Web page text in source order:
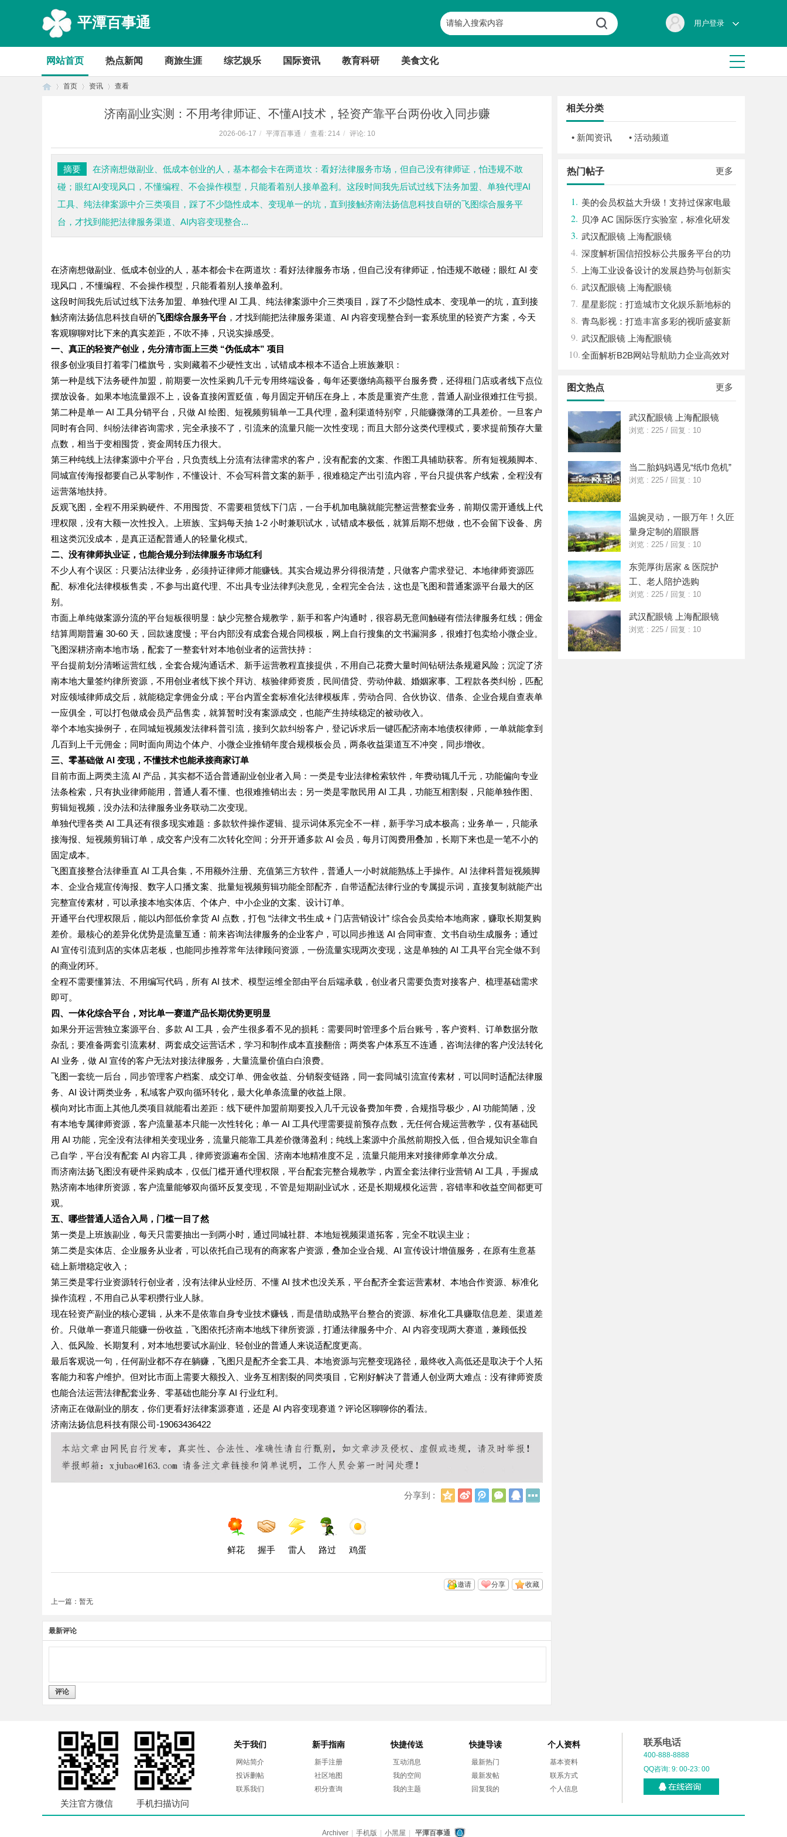
平潭百事通 用户登录
网站首页 热点新闻 商旅生涯 综艺娱乐 国际资讯 教育科研 美食文化
首页 资讯 查看
济南副业实测：不用考律师证、不懂AI技术，轻资产靠平台两份收入同步赚
2026-06-17 / 平潭百事通 / 查看: 214 / 评论: 10
摘要
在济南想做副业、低成本创业的人，基本都会卡在两道坎：看好法律服务市场，但自己没有律师证，怕违规不敢
碰；眼红AI变现风口，不懂编程、不会操作模型，只能看着别人接单盈利。这段时间我先后试过线下法务加盟、单独代理AI
工具、纯法律案源中介三类项目，踩了不少隐性成本、变现单一的坑，直到接触济南法扬信息科技自研的飞图综合服务平
台，才找到能把法律服务渠道、AI内容变现整合...
在济南想做副业、低成本创业的人，基本都会卡在两道坎：看好法律服务市场，但自己没有律师证，怕违规不敢碰；眼红 AI 变
现风口，不懂编程、不会操作模型，只能看着别人接单盈利。
这段时间我先后试过线下法务加盟、单独代理 AI 工具、纯法律案源中介三类项目，踩了不少隐性成本、变现单一的坑，直到接
触济南法扬信息科技自研的飞图综合服务平台 ，才找到能把法律服务渠道、AI 内容变现整合到一套系统里的轻资产方案，今天
客观聊聊对比下来的真实差距，不吹不捧，只说实操感受。
一、真正的轻资产创业，先分清市面上三类 “伪低成本” 项目
很多创业项目打着零门槛旗号，实则藏着不少硬性支出，试错成本根本不适合上班族兼职：
第一种是线下法务硬件加盟，前期要一次性采购几千元专用终端设备，每年还要缴纳高额平台服务费，还得租门店或者线下点位
摆放设备。如果本地流量跟不上，设备直接闲置贬值，每月固定开销压在身上，本质是重资产生意，普通人副业很难扛住亏损。
第二种是单一 AI 工具分销平台，只做 AI 绘图、短视频剪辑单一工具代理，盈利渠道特别窄，只能赚微薄的工具差价。一旦客户
同时有合同、纠纷法律咨询需求，完全承接不了，引流来的流量只能一次性变现；而且大部分这类代理模式，要求提前预存大量
点数，相当于变相囤货，资金周转压力很大。
第三种纯线上法律案源中介平台，只负责线上分流有法律需求的客户，没有配套的文案、作图工具辅助获客。所有短视频脚本、
同城宣传海报都要自己从零制作，不懂设计、不会写科普文案的新手，很难稳定产出引流内容，平台只提供客户线索，全程没有
运营落地扶持。
反观飞图，全程不用采购硬件、不用囤货、不需要租赁线下门店，一台手机加电脑就能完整运营整套业务，前期仅需开通线上代
理权限，没有大额一次性投入。上班族、宝妈每天抽 1-2 小时兼职试水，试错成本极低，就算后期不想做，也不会留下设备、房
租这类沉没成本，是真正适配普通人的轻量化模式。
二、没有律师执业证，也能合规分到法律服务市场红利
不少人有个误区：只要沾法律业务，必须持证律师才能赚钱。其实合规边界分得很清楚，只做客户需求登记、本地律师资源匹
配、标准化法律模板售卖，不参与出庭代理、不出具专业法律判决意见，全程完全合法，这也是飞图和普通案源平台最大的区
别。
市面上单纯做案源分流的平台短板很明显：缺少完整合规教学，新手和客户沟通时，很容易无意间触碰有偿法律服务红线；佣金
结算周期普遍 30-60 天，回款速度慢；平台内部没有成套合规合同模板，网上自行搜集的文书漏洞多，很难打包卖给小微企业。
飞图深耕济南本地市场，配套了一整套针对本地创业者的运营扶持：
平台提前划分清晰运营红线，全套合规沟通话术、新手运营教程直接提供，不用自己花费大量时间钻研法条规避风险；沉淀了济
南本地大量签约律所资源，不用创业者线下挨个拜访、核验律师资质，民间借贷、劳动仲裁、婚姻家事、工程款各类纠纷，匹配
对应领域律师成交后，就能稳定拿佣金分成；平台内置全套标准化法律模板库，劳动合同、合伙协议、借条、企业合规自查表单
一应俱全，可以打包做成会员产品售卖，就算暂时没有案源成交，也能产生持续稳定的被动收入。
举个本地实操例子，在同城短视频发法律科普引流，接到欠款纠纷客户，登记诉求后一键匹配济南本地债权律师，一单就能拿到
几百到上千元佣金；同时面向周边个体户、小微企业推销年度合规模板会员，两条收益渠道互不冲突，同步增收。
三、零基础做 AI 变现，不懂技术也能承接商家订单
目前市面上两类主流 AI 产品，其实都不适合普通副业创业者入局：一类是专业法律检索软件，年费动辄几千元，功能偏向专业
法条检索，只有执业律师能用，普通人看不懂、也很难推销出去；另一类是零散民用 AI 工具，功能互相割裂，只能单独作图、
剪辑短视频，没办法和法律服务业务联动二次变现。
单独代理各类 AI 工具还有很多现实难题：多款软件操作逻辑、提示词体系完全不一样，新手学习成本极高；业务单一，只能承
接海报、短视频剪辑订单，成交客户没有二次转化空间；分开开通多款 AI 会员，每月订阅费用叠加，长期下来也是一笔不小的
固定成本。
飞图直接整合法律垂直 AI 工具合集，不用额外注册、充值第三方软件，普通人一小时就能熟练上手操作。AI 法律科普短视频脚
本、企业合规宣传海报、数字人口播文案、批量短视频剪辑功能全部配齐，自带适配法律行业的专属提示词，直接复制就能产出
完整宣传素材，可以承接本地实体店、个体户、中小企业的文案、设计订单。
开通平台代理权限后，能以内部低价拿货 AI 点数，打包 “法律文书生成 + 门店营销设计” 综合会员卖给本地商家，赚取长期复购
差价。最核心的差异化优势是流量互通：前来咨询法律服务的企业客户，可以同步推送 AI 合同审查、文书自动生成服务；通过
AI 宣传引流到店的实体店老板，也能同步推荐常年法律顾问资源，一份流量实现两次变现，这是单独的 AI 工具平台完全做不到
的商业闭环。
全程不需要懂算法、不用编写代码，所有 AI 技术、模型运维全部由平台后端承载，创业者只需要负责对接客户、梳理基础需求
即可。
四、一体化综合平台，对比单一赛道产品长期优势更明显
如果分开运营独立案源平台、多款 AI 工具，会产生很多看不见的损耗：需要同时管理多个后台账号，客户资料、订单数据分散
杂乱；要准备两套引流素材、两套成交运营话术，学习和制作成本直接翻倍；两类客户体系互不连通，咨询法律的客户没法转化
AI 业务，做 AI 宣传的客户无法对接法律服务，大量流量价值白白浪费。
飞图一套统一后台，同步管理客户档案、成交订单、佣金收益、分销裂变链路，同一套同城引流宣传素材，可以同时适配法律服
务、AI 设计两类业务，私域客户双向循环转化，最大化单条流量的收益上限。
横向对比市面上其他几类项目就能看出差距：线下硬件加盟前期要投入几千元设备费加年费，合规指导极少，AI 功能简陋，没
有本地专属律师资源，客户流量基本只能一次性转化；单一 AI 工具代理需要提前预存点数，无任何合规运营教学，仅有基础民
用 AI 功能，完全没有法律相关变现业务，流量只能靠工具差价微薄盈利；纯线上案源中介虽然前期投入低，但合规知识全靠自
己自学，平台没有配套 AI 内容工具，律师资源遍布全国、济南本地精准度不足，流量只能用来对接律师拿单次分成。
而济南法扬飞图没有硬件采购成本，仅低门槛开通代理权限，平台配套完整合规教学，内置全套法律行业营销 AI 工具，手握成
熟济南本地律所资源，客户流量能够双向循环反复变现，不管是短期副业试水，还是长期规模化运营，容错率和收益空间都更可
观。
五、哪些普通人适合入局，门槛一目了然
第一类是上班族副业，每天只需要抽出一到两小时，通过同城社群、本地短视频渠道拓客，完全不耽误主业；
第二类是实体店、企业服务从业者，可以依托自己现有的商家客户资源，叠加企业合规、AI 宣传设计增值服务，在原有生意基
础上新增稳定收入；
第三类是零行业资源转行创业者，没有法律从业经历、不懂 AI 技术也没关系，平台配齐全套运营素材、本地合作资源、标准化
操作流程，不用自己从零积攒行业人脉。
现在轻资产副业的核心逻辑，从来不是依靠自身专业技术赚钱，而是借助成熟平台整合的资源、标准化工具赚取信息差、渠道差
价。只做单一赛道只能赚一份收益，飞图依托济南本地线下律所资源，打通法律服务中介、AI 内容变现两大赛道，兼顾低投
入、低风险、长期复利，对本地想要试水副业、轻创业的普通人来说适配度更高。
最后客观说一句，任何副业都不存在躺赚，飞图只是配齐全套工具、本地资源与完整变现路径，最终收入高低还是取决于个人拓
客能力和客户维护。但对比市面上需要大额投入、业务互相割裂的同类项目，它刚好解决了普通人创业两大难点：没有律师资质
也能合法运营法律配套业务、零基础也能分享 AI 行业红利。
济南正在做副业的朋友，你们更看好法律案源赛道，还是 AI 内容变现赛道？评论区聊聊你的看法。
济南法扬信息科技有限公司-19063436422
分享到 :
Q
新
浪
腾
讯
微
信
Q
鲜花 握手 雷人 路过 鸡蛋
收藏
分享
邀请
上一篇：暂无
最新评论
评论
相关分类
• 新闻资讯 • 活动频道
更多
热门帖子
1. 美的会员权益大升级！支持过保家电最
高3000元免费维修
2. 贝净 AC 国际医疗实验室，标准化研发
体系全解析
3. 武汉配眼镜 上海配眼镜
4. 深度解析国信招投标公共服务平台的功
能与优势
5.
上海工业设备设计的发展趋势与创新实
践探索
6. 武汉配眼镜 上海配眼镜
7. 星星影院：打造城市文化娱乐新地标的
璀璨明珠
8. 青鸟影视：打造丰富多彩的视听盛宴新
平台
9. 武汉配眼镜 上海配眼镜
10.全面解析B2B网站导航助力企业高效对
更多
图文热点
武汉配眼镜 上海配眼镜
浏览 : 225 / 回复 : 10
当二胎妈妈遇见“纸巾危机”
浏览 : 225 / 回复 : 10
温婉灵动，一眼万年！久匠
量身定制的眉眼唇
浏览 : 225 / 回复 : 10
东莞厚街居家 & 医院护
工、老人陪护选购
浏览 : 225 / 回复 : 10
武汉配眼镜 上海配眼镜
浏览 : 225 / 回复 : 10
关注官方微信 手机扫描访问
关于我们
网站简介
投诉删帖
联系我们
新手指南
新手注册
社区地图
积分查询
快捷传送
互动消息
我的空间
我的主题
快捷导读
最新热门
最新发帖
回复我的
个人资料
基本资料
联系方式
个人信息
联系电话
400-888-8888
QQ咨询: 9: 00-23: 00
Archiver 手机版 小黑屋 平潭百事通